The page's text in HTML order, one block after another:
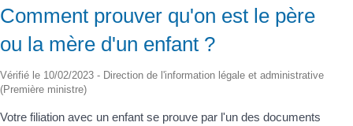
Comment prouver qu'on est le père
ou la mère d'un enfant ?
Vérifié le 10/02/2023 - Direction de l'information légale et administrative
(Première ministre)
Votre filiation avec un enfant se prouve par l'un des documents